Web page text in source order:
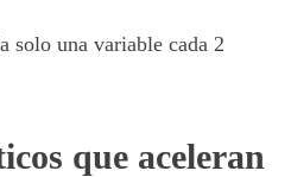
solo una variable cada 2
que aceleran